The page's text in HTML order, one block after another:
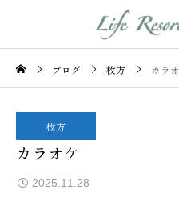
ブログ 枚方 カラ
枚方
カラオケ
2025.11.28